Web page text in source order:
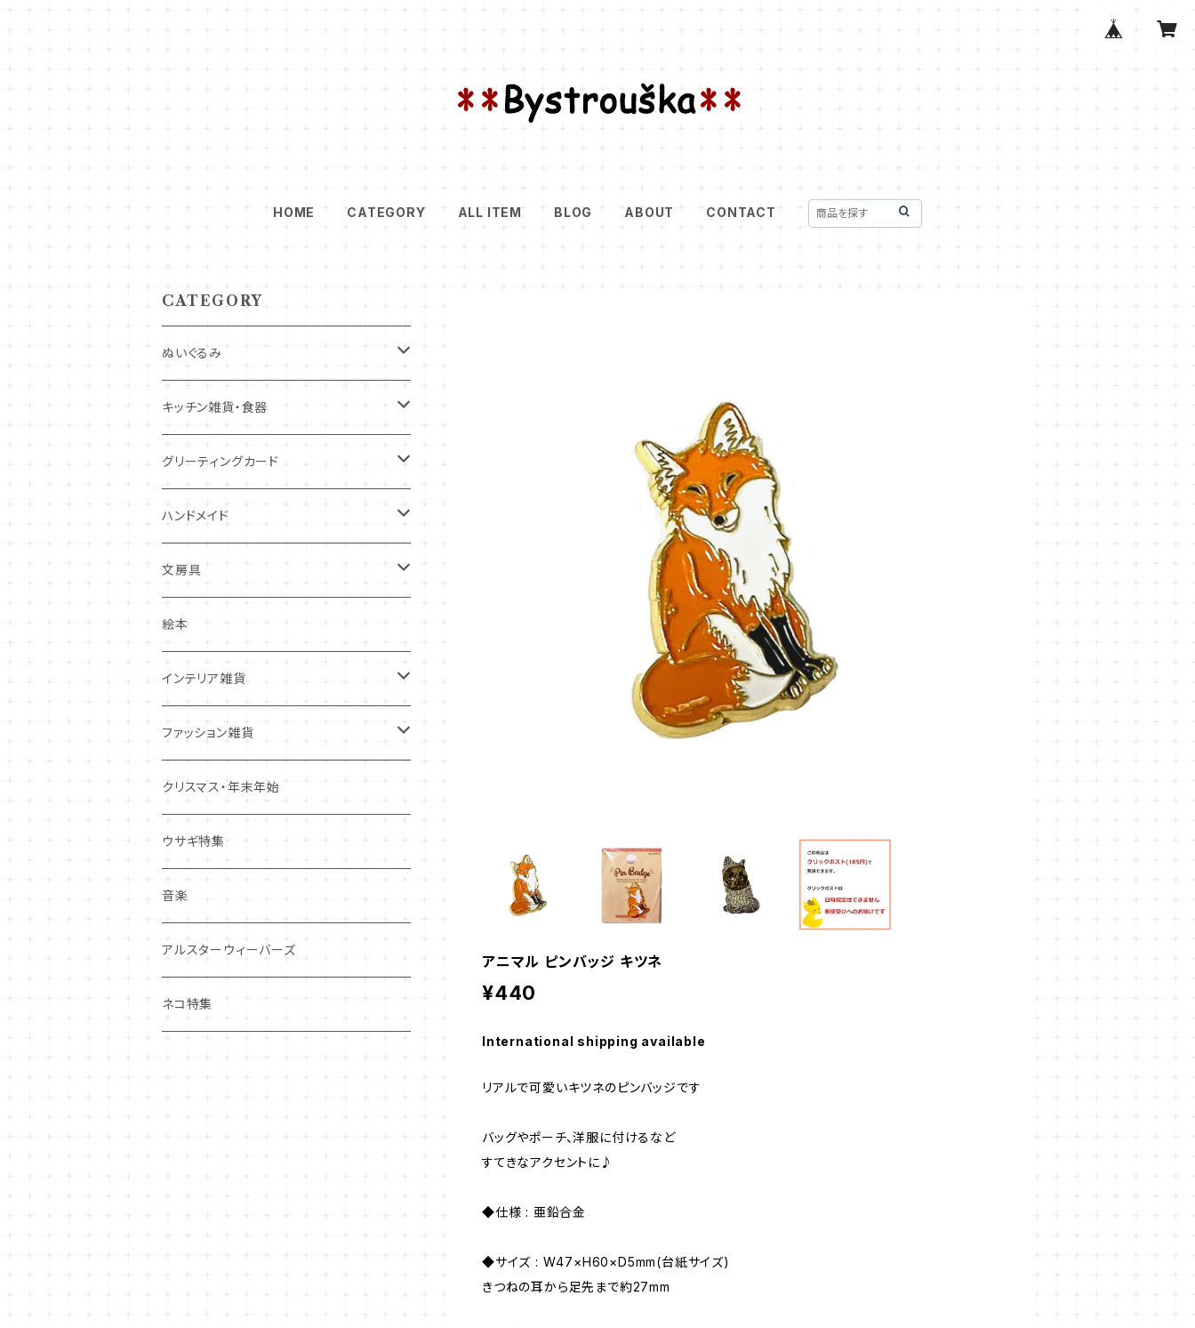
HOME CATEGORY ALL ITEM BLOG ABOUT CONTACT
アニマル ピンバッジ キツネ
¥440
International shipping available
リアルで可愛いキツネのピンバッジです
バッグやポーチ、洋服に付けるなど
すてきなアクセントに♪
◆仕様 : 亜鉛合金
◆サイズ : W47×H60×D5mm(台紙サイズ)
きつねの耳から足先まで約27mm
CATEGORY
ぬいぐるみ
キツネ
犬
その他
キッチン雑貨・食器
コースター・布製品
食器
その他
グリーティングカード
バースデーカード
多目的カード
クリスマス・冬の季節
ポストカード
ハンドメイド
ニードルフエルト
ワッペン
抜型、シリコンモールド
その他
文房具
ノート・メモ・付箋
レターセット
マステ・ステッカー等
しおり・ブックマーク
その他
絵本
インテリア雑貨
置物
布製品・ドイリー
マグネット
その他
ファッション雑貨
キーホルダー・バッグチャーム
アクセサリー
ポーチ・バッグ
ギフトバッグ・巾着
ハンカチ・手拭い
その他
クリスマス・年末年始
ウサギ特集
音楽
アルスターウィーバーズ
ネコ特集